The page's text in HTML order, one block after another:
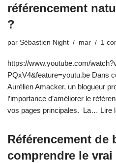
référencement
?
par Sébastien Night mar 1
https://www.youtube.com/
PQxV4&feature=youtu.be Dans
Aurélien Amacker, un blogueur
l’importance d’améliorer le
vos pages principales. La… Lire
Référencement de
comprendre le vrai